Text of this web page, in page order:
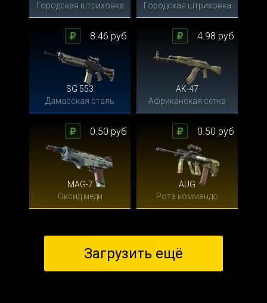
Городская штриховка
Городская штриховка
SG 553
Дамасская сталь
8.46 руб
AK-47
Африканская сетка
4.98 руб
MAG-7
Оксид меди
0.50 руб
AUG
Рота коммандо
0.50 руб
Загрузить ещё